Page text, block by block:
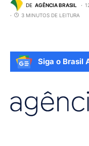
DE AGÊNCIA BRASIL
3 MINUTOS DE LEITURA
Siga o Brasil